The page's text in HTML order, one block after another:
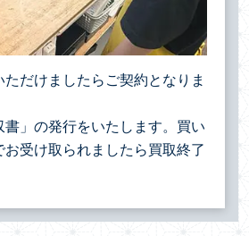
だけましたらご契約となりま
書」の発行をいたします。買い
受け取られましたら買取終了